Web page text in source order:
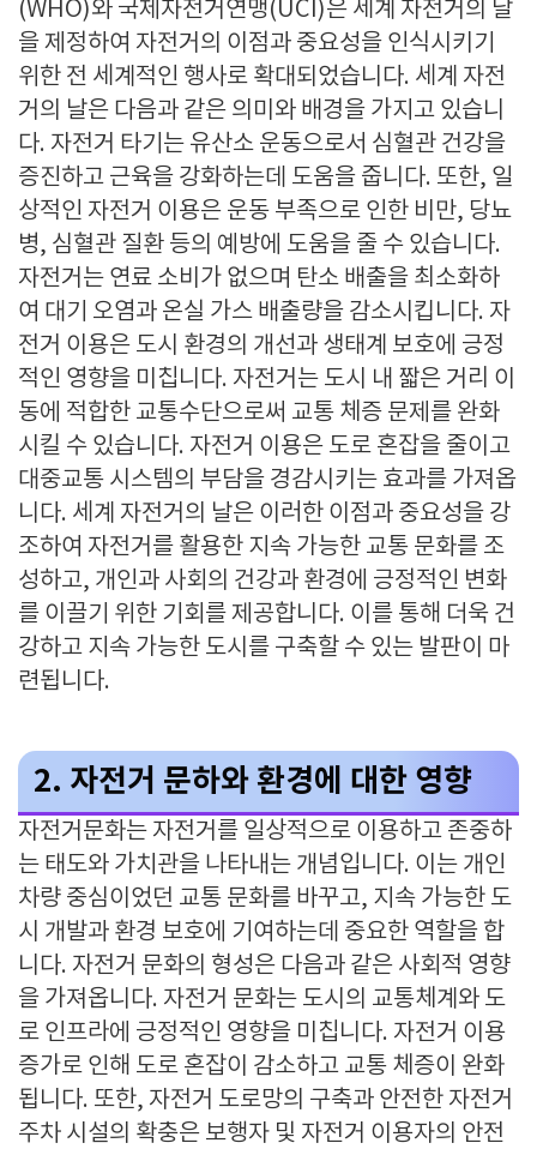
(WHO)와 국제자전거연맹(UCI)은 세계 자전거의 날
을 제정하여 자전거의 이점과 중요성을 인식시키기
위한 전 세계적인 행사로 확대되었습니다. 세계 자전
거의 날은 다음과 같은 의미와 배경을 가지고 있습니
다. 자전거 타기는 유산소 운동으로서 심혈관 건강을
증진하고 근육을 강화하는데 도움을 줍니다. 또한, 일
상적인 자전거 이용은 운동 부족으로 인한 비만, 당뇨
병, 심혈관 질환 등의 예방에 도움을 줄 수 있습니다.
자전거는 연료 소비가 없으며 탄소 배출을 최소화하
여 대기 오염과 온실 가스 배출량을 감소시킵니다. 자
전거 이용은 도시 환경의 개선과 생태계 보호에 긍정
적인 영향을 미칩니다. 자전거는 도시 내 짧은 거리 이
동에 적합한 교통수단으로써 교통 체증 문제를 완화
시킬 수 있습니다. 자전거 이용은 도로 혼잡을 줄이고
대중교통 시스템의 부담을 경감시키는 효과를 가져옵
니다. 세계 자전거의 날은 이러한 이점과 중요성을 강
조하여 자전거를 활용한 지속 가능한 교통 문화를 조
성하고, 개인과 사회의 건강과 환경에 긍정적인 변화
를 이끌기 위한 기회를 제공합니다. 이를 통해 더욱 건
강하고 지속 가능한 도시를 구축할 수 있는 발판이 마
련됩니다.
2. 자전거 문하와 환경에 대한 영향
자전거문화는 자전거를 일상적으로 이용하고 존중하
는 태도와 가치관을 나타내는 개념입니다. 이는 개인
차량 중심이었던 교통 문화를 바꾸고, 지속 가능한 도
시 개발과 환경 보호에 기여하는데 중요한 역할을 합
니다. 자전거 문화의 형성은 다음과 같은 사회적 영향
을 가져옵니다. 자전거 문화는 도시의 교통체계와 도
로 인프라에 긍정적인 영향을 미칩니다. 자전거 이용
증가로 인해 도로 혼잡이 감소하고 교통 체증이 완화
됩니다. 또한, 자전거 도로망의 구축과 안전한 자전거
주차 시설의 확충은 보행자 및 자전거 이용자의 안전